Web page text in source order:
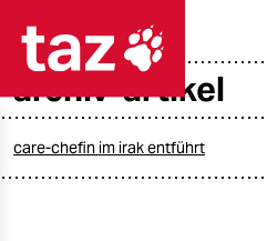
taz zahl ich
archiv-artikel
care-chefin im irak entführt